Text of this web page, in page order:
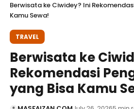
Berwisata ke Ciwidey? Ini
Kamu Sewa!
TRAVEL
Berwisata ke
Rekomendasi
yang Bisa Kamu